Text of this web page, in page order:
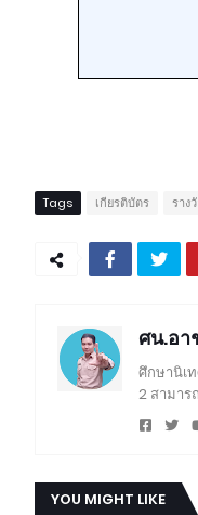
Tags เกียรติบัตร ราง
ศน.อ
ศึกษานิเ
2 สามา
YOU MIGHT LIKE